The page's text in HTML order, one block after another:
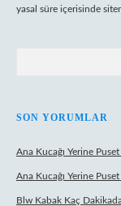
yasal süre içerisinde
SON YORUMLAR
Ana Kucağı Yerine Puset
Ana Kucağı Yerine Puset
Blw Kabak Kaç